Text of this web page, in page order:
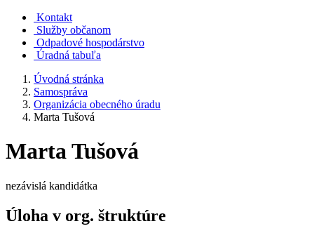
Kontakt
Služby občanom
Odpadové hospodárstvo
Úradná tabuľa
Úvodná stránka
Samospráva
Organizácia obecného úradu
Marta Tušová
Marta Tušová
nezávislá kandidátka
Úloha v org. štruktúre